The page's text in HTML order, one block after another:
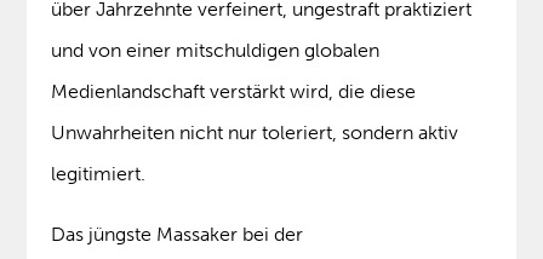
über Jahrzehnte verfeinert, ungestraft praktiziert
und von einer mitschuldigen globalen
Medienlandschaft verstärkt wird, die diese
Unwahrheiten nicht nur toleriert, sondern aktiv
legitimiert.
Das jüngste Massaker bei der